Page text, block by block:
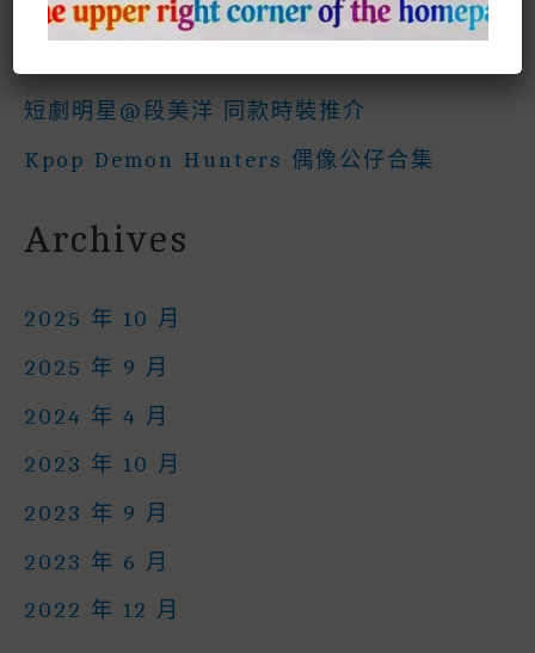
短劇#燼上月光 時尚系列
短劇明星@段美洋 同款時裝推介
Kpop Demon Hunters 偶像公仔合集
Archives
2025 年 10 月
2025 年 9 月
2024 年 4 月
2023 年 10 月
2023 年 9 月
2023 年 6 月
2022 年 12 月